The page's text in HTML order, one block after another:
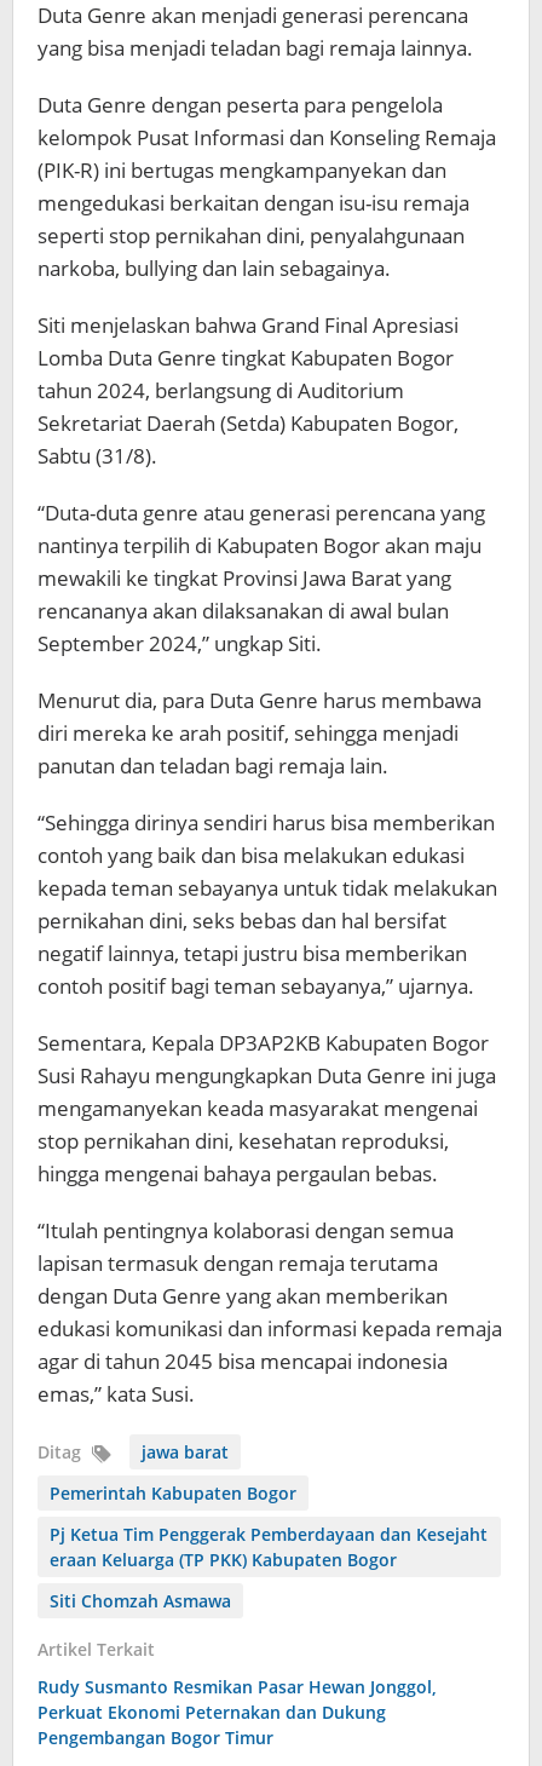
Duta Genre akan menjadi generasi perencana
yang bisa menjadi teladan bagi remaja lainnya.
Duta Genre dengan peserta para pengelola
kelompok Pusat Informasi dan Konseling Remaja
(PIK-R) ini bertugas mengkampanyekan dan
mengedukasi berkaitan dengan isu-isu remaja
seperti stop pernikahan dini, penyalahgunaan
narkoba, bullying dan lain sebagainya.
Siti menjelaskan bahwa Grand Final Apresiasi
Lomba Duta Genre tingkat Kabupaten Bogor
tahun 2024, berlangsung di Auditorium
Sekretariat Daerah (Setda) Kabupaten Bogor,
Sabtu (31/8).
“Duta-duta genre atau generasi perencana yang
nantinya terpilih di Kabupaten Bogor akan maju
mewakili ke tingkat Provinsi Jawa Barat yang
rencananya akan dilaksanakan di awal bulan
September 2024,” ungkap Siti.
Menurut dia, para Duta Genre harus membawa
diri mereka ke arah positif, sehingga menjadi
panutan dan teladan bagi remaja lain.
“Sehingga dirinya sendiri harus bisa memberikan
contoh yang baik dan bisa melakukan edukasi
kepada teman sebayanya untuk tidak melakukan
pernikahan dini, seks bebas dan hal bersifat
negatif lainnya, tetapi justru bisa memberikan
contoh positif bagi teman sebayanya,” ujarnya.
Sementara, Kepala DP3AP2KB Kabupaten Bogor
Susi Rahayu mengungkapkan Duta Genre ini juga
mengamanyekan keada masyarakat mengenai
stop pernikahan dini, kesehatan reproduksi,
hingga mengenai bahaya pergaulan bebas.
“Itulah pentingnya kolaborasi dengan semua
lapisan termasuk dengan remaja terutama
dengan Duta Genre yang akan memberikan
edukasi komunikasi dan informasi kepada remaja
agar di tahun 2045 bisa mencapai indonesia
emas,” kata Susi.
Ditag
jawa barat
Pemerintah Kabupaten Bogor
Pj Ketua Tim Penggerak Pemberdayaan dan Kesejaht
eraan Keluarga (TP PKK) Kabupaten Bogor
Siti Chomzah Asmawa
Artikel Terkait
Rudy Susmanto Resmikan Pasar Hewan Jonggol,
Perkuat Ekonomi Peternakan dan Dukung
Pengembangan Bogor Timur